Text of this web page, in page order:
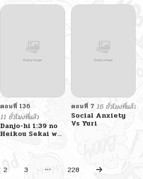
ตอนที่ 136
11 ชั่วโมงที่แล้ว
Danjo-hi 1:39 no
Heikou Sekai wa
ตอนที่ 7 16 ชั่วโมงที่แล้ว
Social Anxiety
Vs Yuri
2 3 228